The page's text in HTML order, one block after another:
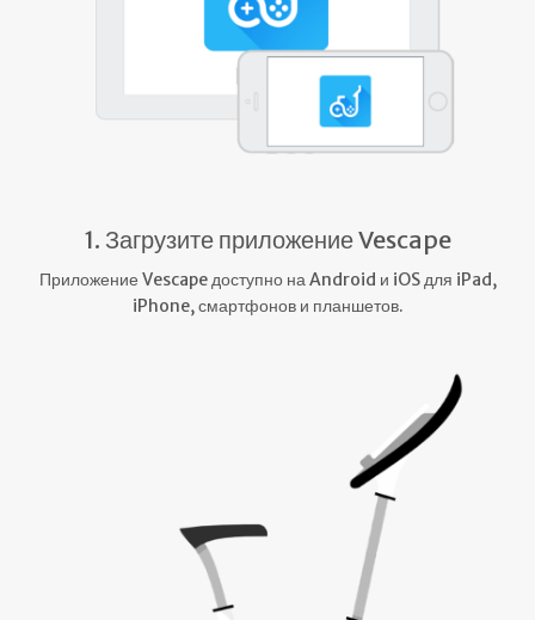
1. Загрузите приложение Vescape
Приложение Vescape доступно на Android и iOS для iPad,
iPhone, смартфонов и планшетов.